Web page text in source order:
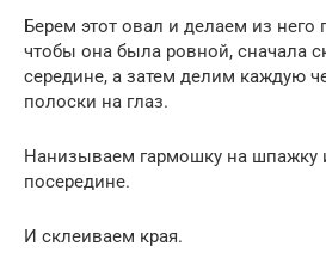
Берем этот овал и делаем из него
чтобы она была ровной, сначала
середине, а затем делим каждую
полоски на глаз.
Нанизываем гармошку на шпажку
посередине.
И склеиваем края.